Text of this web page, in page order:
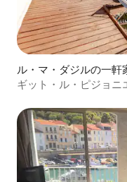
機関で/（FR）公共交通機
ー： Parada / official
station officielle
Indústria, s/n Banyoles
www.taxibanyoles.net
バス： （ES）TEISA
ロット、フィゲレス、
ス接続サービスを提供
た、バニョーレス市
リアを結ぶ都市交通
ル・マ・ダジルの一軒
ギット・ル・ピジョニ